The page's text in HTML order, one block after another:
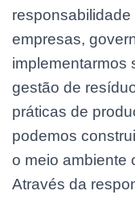
empresas,
implementarmos
gestão de
práticas de
podemos
o meio ambiente
Através da